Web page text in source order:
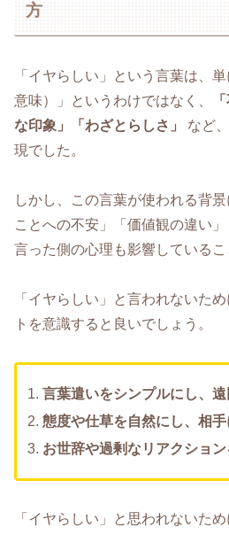
方
「イヤらしい」という言葉は、
意味）」というわけではなく、
な印象」「わざとらしさ」
など
現でした。
しかし、この言葉が使われる背
ことへの不安」「価値観の違い」
言った側の心理も影響しているこ
「イヤらしい」と言われないた
トを意識すると良いでしょう。
言葉遣いをシンプルにし、
態度や仕草を自然にし、相
お世辞や過剰なリアクショ
「イヤらしい」と思われないた